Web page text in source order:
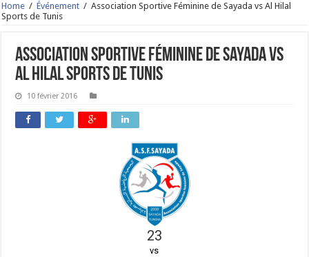
Home / Événement / Association Sportive Féminine de Sayada vs Al Hilal
Sports de Tunis
Association Sportive Féminine de Sayada vs
Al Hilal Sports de Tunis
10 février 2016
23
vs